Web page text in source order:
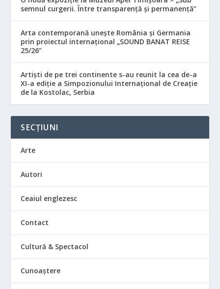
semnul curgerii. Între transparență și permanență”
Arta contemporană unește România și Germania
prin proiectul internațional „SOUND BANAT REISE
25/26”
Artiști de pe trei continente s-au reunit la cea de-a
XI-a ediție a Simpozionului Internațional de Creație
de la Kostolac, Serbia
SECȚIUNI
Arte
Autori
Ceaiul englezesc
Contact
Cultură & Spectacol
Cunoaștere